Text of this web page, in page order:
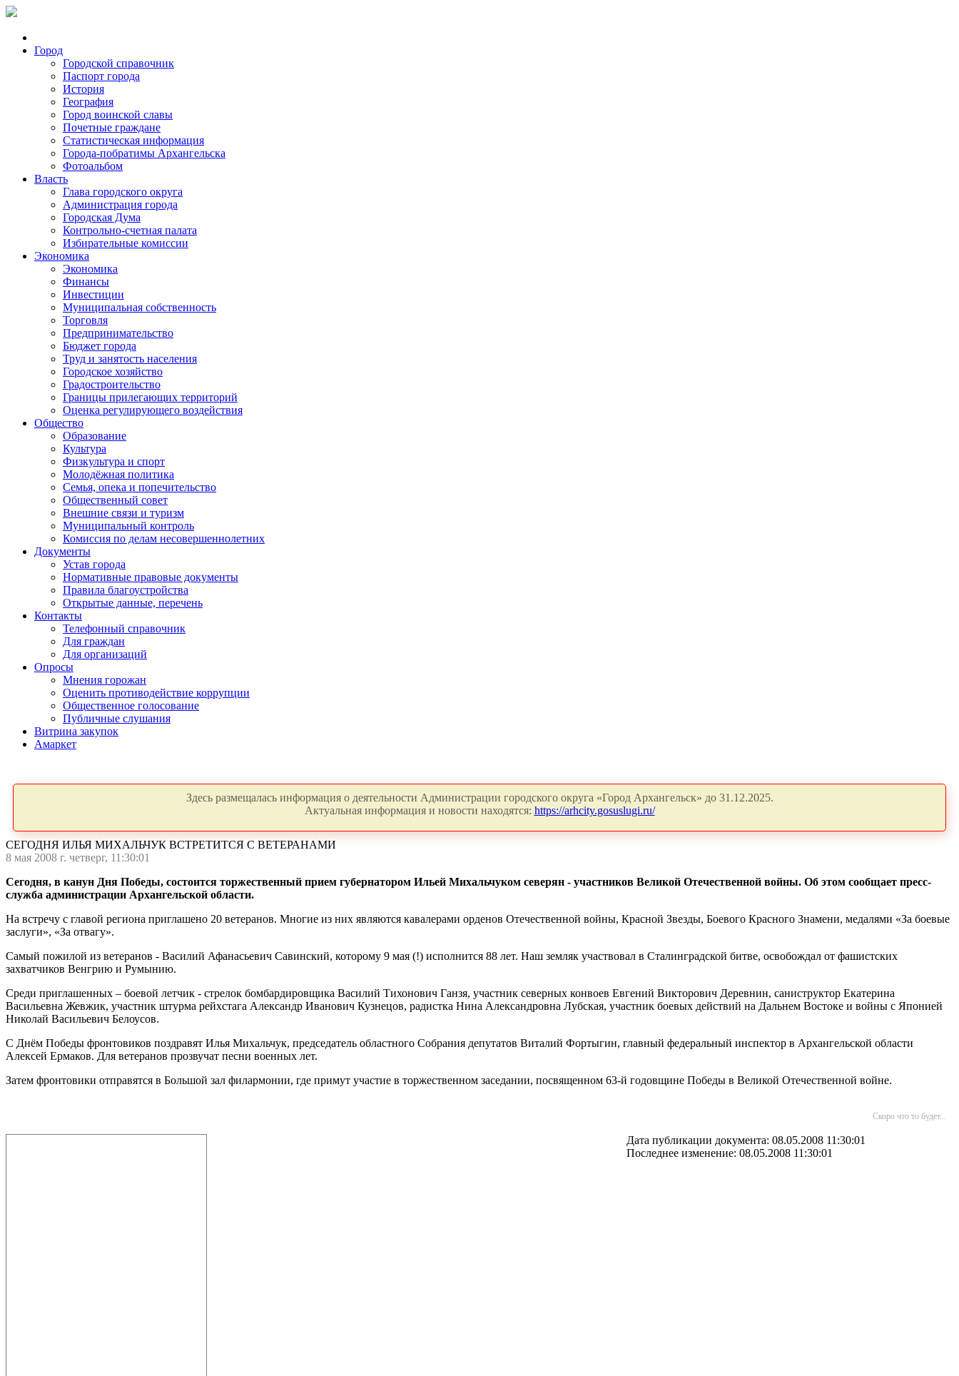
Город
Городской справочник
Паспорт города
История
География
Город воинской славы
Почетные граждане
Статистическая информация
Города-побратимы Архангельска
Фотоальбом
Власть
Глава городского округа
Администрация города
Городская Дума
Контрольно-счетная палата
Избирательные комиссии
Экономика
Экономика
Финансы
Инвестиции
Муниципальная собственность
Торговля
Предпринимательство
Бюджет города
Труд и занятость населения
Городское хозяйство
Градостроительство
Границы прилегающих территорий
Оценка регулирующего воздействия
Общество
Образование
Культура
Физкультура и спорт
Молодёжная политика
Семья, опека и попечительство
Общественный совет
Внешние связи и туризм
Муниципальный контроль
Комиссия по делам несовершеннолетних
Документы
Устав города
Нормативные правовые документы
Правила благоустройства
Открытые данные, перечень
Контакты
Телефонный справочник
Для граждан
Для организаций
Опросы
Мнения горожан
Оценить противодействие коррупции
Общественное голосование
Публичные слушания
Витрина закупок
Амаркет
Здесь размещалась информация о деятельности Администрации городского округа «Город Архангельск» до 31.12.2025.
Актуальная информация и новости находятся: https://arhcity.gosuslugi.ru/
СЕГОДНЯ ИЛЬЯ МИХАЛЬЧУК ВСТРЕТИТСЯ С ВЕТЕРАНАМИ
8 мая 2008 г. четверг, 11:30:01
Cегодня, в канун Дня Победы, состоится торжественный прием губернатором Ильей Михальчуком северян - участников Великой Отечественной войны. Об этом сообщает пресс-
служба администрации Архангельской области.
На встречу с главой региона приглашено 20 ветеранов. Многие из них являются кавалерами орденов Отечественной войны, Красной Звезды, Боевого Красного Знамени, медалями «За боевые
заслуги», «За отвагу».
Самый пожилой из ветеранов - Василий Афанасьевич Савинский, которому 9 мая (!) исполнится 88 лет. Наш земляк участвовал в Сталинградской битве, освобождал от фашистских
захватчиков Венгрию и Румынию.
Среди приглашенных – боевой летчик - стрелок бомбардировщика Василий Тихонович Ганзя, участник северных конвоев Евгений Викторович Деревнин, саниструктор Екатерина
Васильевна Жевжик, участник штурма рейхстага Александр Иванович Кузнецов, радистка Нина Александровна Лубская, участник боевых действий на Дальнем Востоке и войны с Японией
Николай Васильевич Белоусов.
С Днём Победы фронтовиков поздравят Илья Михальчук, председатель областного Собрания депутатов Виталий Фортыгин, главный федеральный инспектор в Архангельской области
Алексей Ермаков. Для ветеранов прозвучат песни военных лет.
Затем фронтовики отправятся в Большой зал филармонии, где примут участие в торжественном заседании, посвященном 63-й годовщине Победы в Великой Отечественной войне.
Скоро что то будет...
Дата публикации документа: 08.05.2008 11:30:01
Последнее изменение: 08.05.2008 11:30:01